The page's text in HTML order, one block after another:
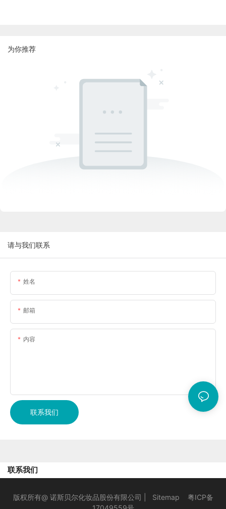
为你推荐
请与我们联系
姓名
邮箱
内容
联系我们
联系我们
版权所有@ 诺斯贝尔化妆品股份有限公司 | Sitemap
粤ICP备